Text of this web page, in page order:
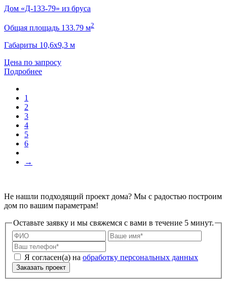
Дом «Д-133-79» из бруса
Общая площадь 133.79 м2
Габариты 10,6х9,3 м
Цена по запросу
Подробнее
1
2
3
4
5
6
→
Не нашли подходящий проект дома? Мы с радостью построим
дом по вашим параметрам!
Оставьте заявку и мы свяжемся с вами в течение 5 минут.
Я согласен(а) на обработку персональных данных
Заказать проект